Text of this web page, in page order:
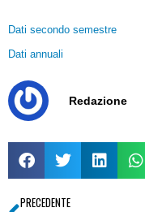
Dati secondo semestre
Dati annuali
Redazione
PRECEDENTE